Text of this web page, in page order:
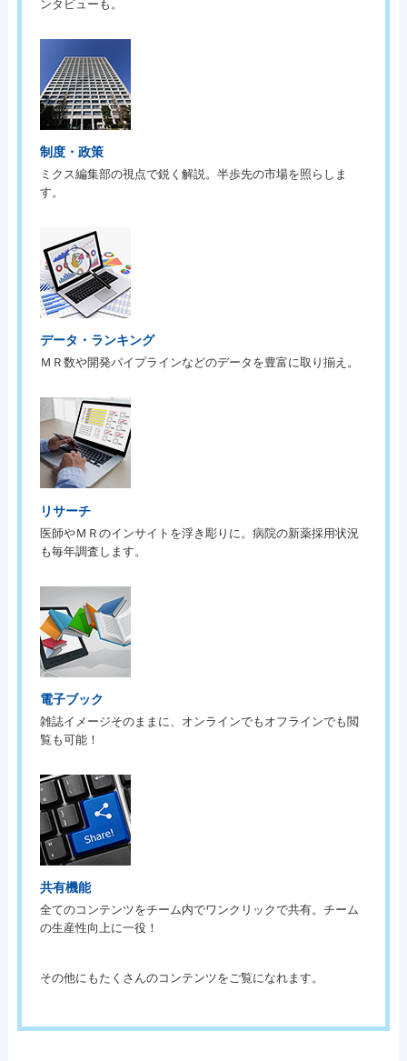
ンタビューも。
制度・政策
ミクス編集部の視点で鋭く解説。半歩先の市場を照らしま
す。
データ・ランキング
ＭＲ数や開発パイプラインなどのデータを豊富に取り揃え。
リサーチ
医師やＭＲのインサイトを浮き彫りに。病院の新薬採用状況
も毎年調査します。
電子ブック
雑誌イメージそのままに、オンラインでもオフラインでも閲
覧も可能！
共有機能
全てのコンテンツをチーム内でワンクリックで共有。チーム
の生産性向上に一役！
その他にもたくさんのコンテンツをご覧になれます。